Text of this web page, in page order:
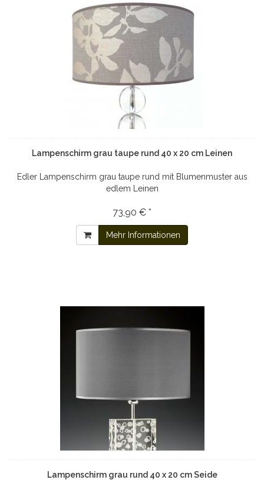
Lampenschirm grau taupe rund 40 x 20 cm Leinen
Edler Lampenschirm grau taupe rund mit Blumenmuster aus
edlem Leinen
73,90 € *
Mehr Informationen
Lampenschirm grau rund 40 x 20 cm Seide